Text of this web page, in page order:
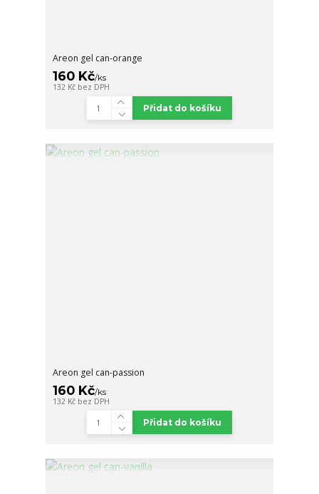
Areon gel can-orange
160 Kč/ks
132 Kč bez DPH
Přidat do košíku
Areon gel can-passion
160 Kč/ks
132 Kč bez DPH
Přidat do košíku